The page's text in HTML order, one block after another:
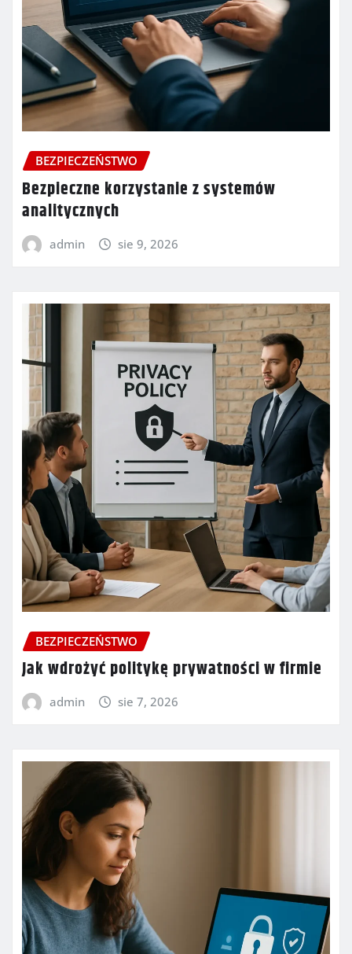
BEZPIECZEŃSTWO
Bezpieczne korzystanie z systemów
analitycznych
admin sie 9, 2026
BEZPIECZEŃSTWO
Jak wdrożyć politykę prywatności w firmie
admin sie 7, 2026